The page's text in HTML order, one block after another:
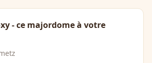
- ce majordome à votre